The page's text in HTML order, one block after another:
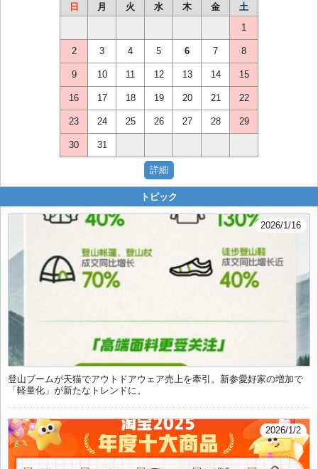
日 月 火 水 木 金
土
1
2 3 4 5 6 7 8
9 10 11 12 13 14 15
16 17 18 19 20 21 22
23 24 25 26 27 28 29
30 31
トピック
2026/1/16
登山ブームが天猫でアウトドアウェア売上を牽引。新参愛好家の増加で
「軽量化」が新たなトレンドに。
2026/1/2